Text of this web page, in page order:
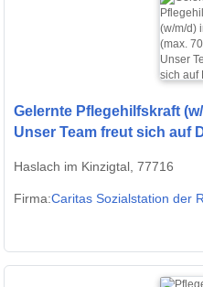
Gelernte Pflegehilfskraft
Unser Team freut sich auf
Haslach im Kinzigtal, 77716
Firma:Caritas Sozialstation der